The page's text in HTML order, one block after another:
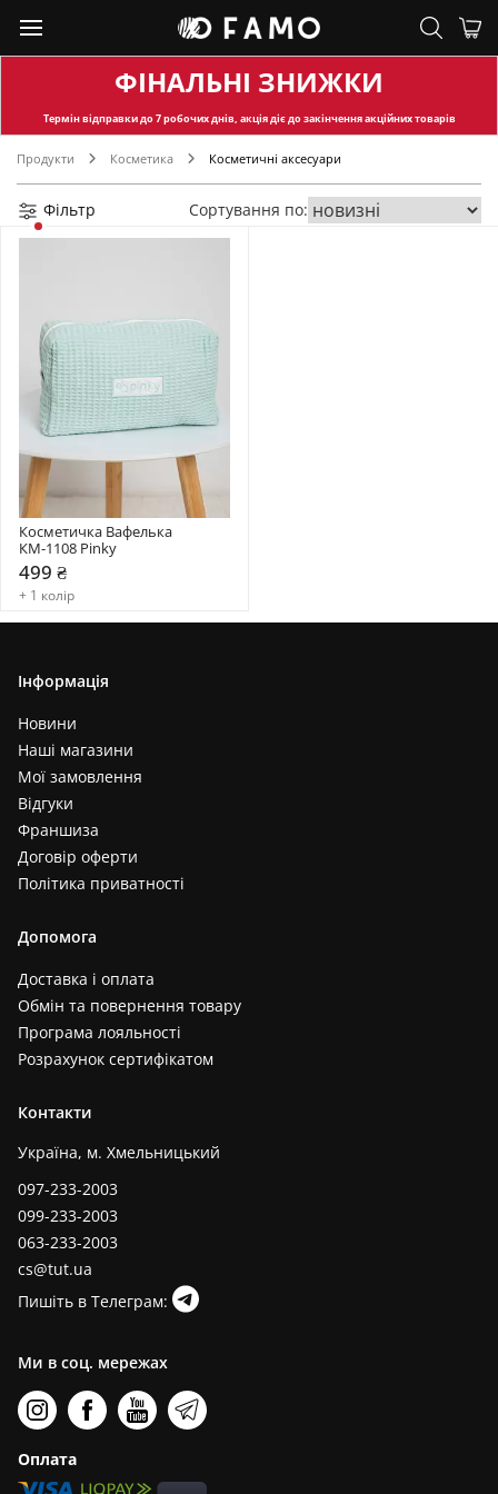
ФІНАЛЬНІ ЗНИЖКИ
Термін відправкидо 7 робочих днів, акція діє до закінчення акційних товарів
Продукти Косметика Косметичні аксесуари
Фільтр Сортування по:
Косметичка Вафелька
КМ-1108 Pinky
499 ₴
+ 1 колір
Інформація
Новини
Наші магазини
Мої замовлення
Відгуки
Франшиза
Договір оферти
Політика приватності
Допомога
Доставка і оплата
Обмін та повернення товару
Програма лояльності
Розрахунок сертифікатом
Контакти
Україна, м. Хмельницький
097-233-2003
099-233-2003
063-233-2003
cs@tut.ua
Пишіть в Телеграм:
Ми в соц. мережах
Оплата